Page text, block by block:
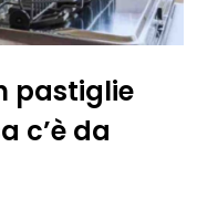
pastiglie
c’è da